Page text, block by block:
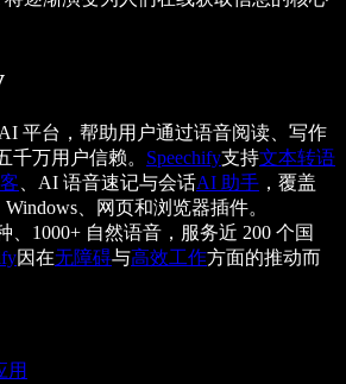
平台，帮助用户通过语音阅读、写作
千万用户信赖。 Speechify支持文本转语
、AI 语音速记与会话AI 助手 ，覆盖
Windows、网页和浏览器插件。
、1000+ 自然语音，服务近 200 个国
因在无障碍与高效工作方面的推动而
用